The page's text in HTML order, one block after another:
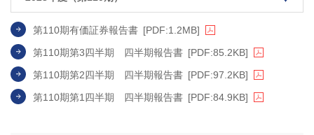
第110期有価証券報告書 [PDF:1.2MB]
第110期第3四半期 四半期報告書 [PDF:85.2KB]
第110期第2四半期 四半期報告書 [PDF:97.2KB]
第110期第1四半期 四半期報告書 [PDF:84.9KB]